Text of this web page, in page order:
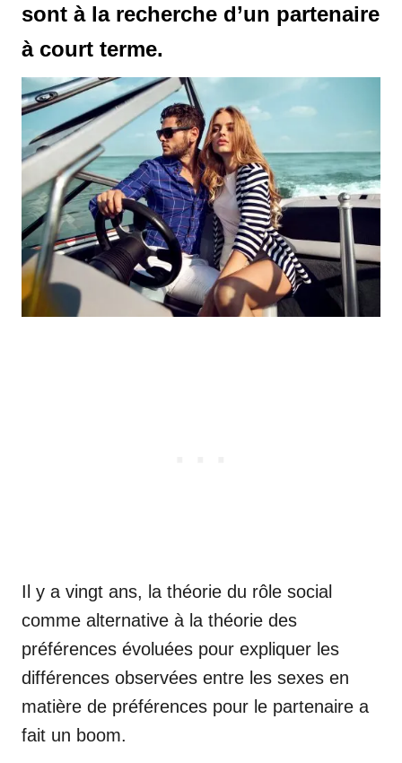
sont à la recherche d’un partenaire
à court terme.
Il y a vingt ans, la théorie du rôle social
comme alternative à la théorie des
préférences évoluées pour expliquer les
différences observées entre les sexes en
matière de préférences pour le partenaire a
fait un boom.